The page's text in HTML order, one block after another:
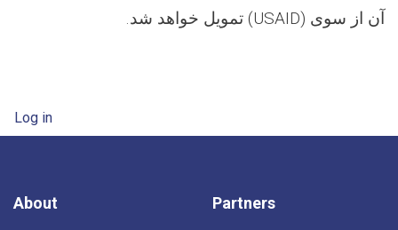
آن از سوی (USAID) تمویل خواهد شد.
User account menu
Log in
About Partners